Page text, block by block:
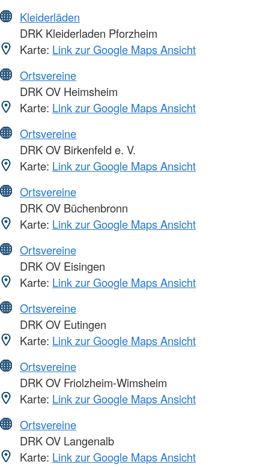
Kleiderläden
DRK Kleiderladen Pforzheim
Karte: Link zur Google Maps Ansicht
Ortsvereine
DRK OV Heimsheim
Karte: Link zur Google Maps Ansicht
Ortsvereine
DRK OV Birkenfeld e. V.
Karte: Link zur Google Maps Ansicht
Ortsvereine
DRK OV Büchenbronn
Karte: Link zur Google Maps Ansicht
Ortsvereine
DRK OV Eisingen
Karte: Link zur Google Maps Ansicht
Ortsvereine
DRK OV Eutingen
Karte: Link zur Google Maps Ansicht
Ortsvereine
DRK OV Friolzheim-Wimsheim
Karte: Link zur Google Maps Ansicht
Ortsvereine
DRK OV Langenalb
Karte: Link zur Google Maps Ansicht